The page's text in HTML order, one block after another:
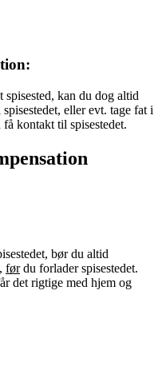
spisested, kan du dog altid
eller evt. tage fat i
kontakt til spisestedet.
bør du altid
førdu forlader spisestedet.
det rigtige med hjem og